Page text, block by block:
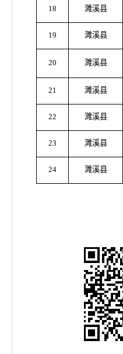
18 濉溪县
19 濉溪县
20 濉溪县
21 濉溪县
22 濉溪县
23 濉溪县
24 濉溪县